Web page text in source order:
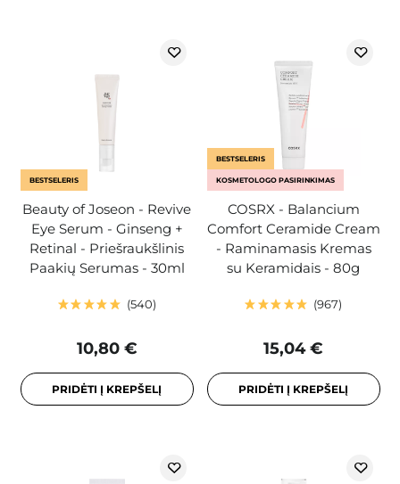
BESTSELERIS
Beauty of Joseon - Revive
Eye Serum - Ginseng +
Retinal - Priešraukšlinis
Paakių Serumas - 30ml
540
10,80 €
PRIDĖTI Į KREPŠELĮ
BESTSELERIS
KOSMETOLOGO PASIRINKIMAS
COSRX - Balancium
Comfort Ceramide Cream
- Raminamasis Kremas
su Keramidais - 80g
967
15,04 €
PRIDĖTI Į KREPŠELĮ